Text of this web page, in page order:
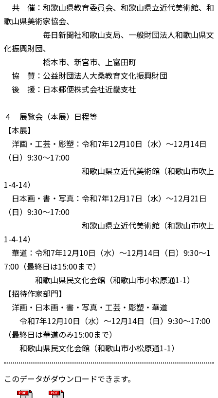
共 催：和歌山県教育委員会、和歌山県立近代美術館、和
歌山県美術家協会、
毎日新聞社和歌山支局、一般財団法人和歌山県文
化振興財団、
橋本市、新宮市、上富田町
協 賛：公益財団法人大桑教育文化振興財団
後 援：日本郵便株式会社近畿支社
４ 展覧会（本展）日程等
【本展】
洋画・工芸・彫塑：令和7年12月10日（水）～12月14日
（日）9:30～17:00
和歌山県立近代美術館（和歌山市吹上
1-4-14）
日本画・書・写真：令和7年12月17日（水）～12月21日
（日）9:30～17:00
和歌山県立近代美術館（和歌山市吹上
1-4-14）
華道：令和7年12月10日（水）～12月14日（日）9:30～1
7:00（最終日は15:00まで）
和歌山県民文化会館（和歌山市小松原通1-1）
【招待作家部門】
洋画・日本画・書・写真・工芸・彫塑・華道
令和7年12月10日（水）～12月14日（日）9:30～17:00
（最終日は華道のみ15:00まで）
和歌山県民文化会館（和歌山市小松原通1-1）
このデータがダウンロードできます。